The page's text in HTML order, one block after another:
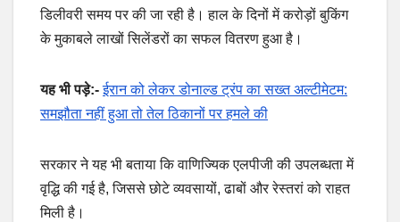
डिलीवरी समय पर की जा रही है। हाल के दिनों में करोड़ों बुकिंग
के मुकाबले लाखों सिलेंडरों का सफल वितरण हुआ है।
यह भी पड़े:- ईरान को लेकर डोनाल्ड ट्रंप का सख्त अल्टीमेटम:
समझौता नहीं हुआ तो तेल ठिकानों पर हमले की
सरकार ने यह भी बताया कि वाणिज्यिक एलपीजी की उपलब्धता में
वृद्धि की गई है, जिससे छोटे व्यवसायों, ढाबों और रेस्तरां को राहत
मिली है।